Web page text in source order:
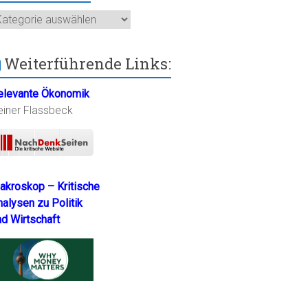
Weiterführende Links:
Ökonomik
Flassbeck
– Kritische
zu Politik
Wirtschaft